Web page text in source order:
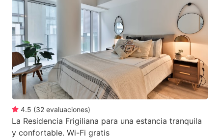
4.5 (32 evaluaciones)
La Residencia Frigiliana para una estancia tranquila
y confortable. Wi-Fi gratis